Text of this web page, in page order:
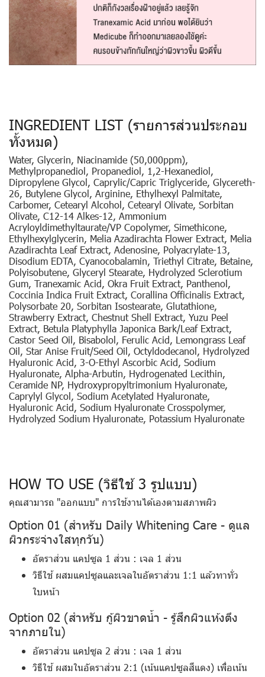
INGREDIENT LIST (รายการส่วนประกอบ
ทั้งหมด)
Water, Glycerin, Niacinamide (50,000ppm),
Methylpropanediol, Propanediol, 1,2-Hexanediol,
Dipropylene Glycol, Caprylic/Capric Triglyceride, Glycereth-
26, Butylene Glycol, Arginine, Ethylhexyl Palmitate,
Carbomer, Cetearyl Alcohol, Cetearyl Olivate, Sorbitan
Olivate, C12-14 Alkes-12, Ammonium
Acryloyldimethyltaurate/VP Copolymer, Simethicone,
Ethylhexylglycerin, Melia Azadirachta Flower Extract, Melia
Azadirachta Leaf Extract, Adenosine, Polyacrylate-13,
Disodium EDTA, Cyanocobalamin, Triethyl Citrate, Betaine,
Polyisobutene, Glyceryl Stearate, Hydrolyzed Sclerotium
Gum, Tranexamic Acid, Okra Fruit Extract, Panthenol,
Coccinia Indica Fruit Extract, Corallina Officinalis Extract,
Polysorbate 20, Sorbitan Isostearate, Glutathione,
Strawberry Extract, Chestnut Shell Extract, Yuzu Peel
Extract, Betula Platyphylla Japonica Bark/Leaf Extract,
Castor Seed Oil, Bisabolol, Ferulic Acid, Lemongrass Leaf
Oil, Star Anise Fruit/Seed Oil, Octyldodecanol, Hydrolyzed
Hyaluronic Acid, 3-O-Ethyl Ascorbic Acid, Sodium
Hyaluronate, Alpha-Arbutin, Hydrogenated Lecithin,
Ceramide NP, Hydroxypropyltrimonium Hyaluronate,
Caprylyl Glycol, Sodium Acetylated Hyaluronate,
Hyaluronic Acid, Sodium Hyaluronate Crosspolymer,
Hydrolyzed Sodium Hyaluronate, Potassium Hyaluronate
HOW TO USE (วิธีใช้ 3 รูปแบบ)
คุณสามารถ "ออกแบบ" การใช้งานได้เองตามสภาพผิว
Option 01 (สำหรับ Daily Whitening Care - ดูแล
ผิวกระจ่างใสทุกวัน)
อัตราส่วน แคปซูล 1 ส่วน : เจล 1 ส่วน
วิธีใช้ผสมแคปซูลและเจลในอัตราส่วน 1:1 แล้วทาทั่ว
ใบหน้า
Option 02 (สำหรับ กู้ผิวขาดน้ำ - รู้สึกผิวแห้งตึง
จากภายใน)
อัตราส่วน แคปซูล 2 ส่วน : เจล 1 ส่วน
วิธีใช้ผสมในอัตราส่วน 2:1 (เน้นแคปซูลสีแดง) เพื่อเน้น